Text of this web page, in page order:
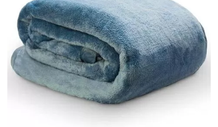
Exibir todos